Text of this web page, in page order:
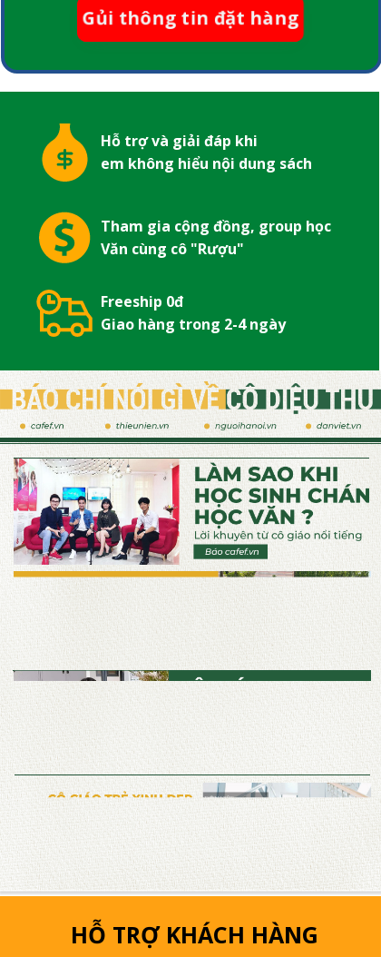
Gủi thông tin đặt hàng
Hỗ trợ và giải đáp khi
em không hiểu nội dung sách
Freeship 0đ
Giao hàng trong 2-4 ngày
Tham gia cộng đồng, group học
Văn cùng cô "Rượu"
HỖ TRỢ KHÁCH HÀNG